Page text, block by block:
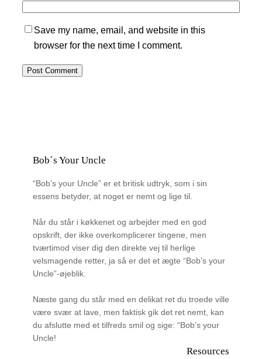
Save my name, email, and website in this
browser for the next time I comment.
Bob´s Your Uncle
“Bob’s your Uncle” er et britisk udtryk, som i sin
essens betyder, at noget er nemt og lige til.
Når du står i køkkenet og arbejder med en god
opskrift, der ikke overkomplicerer tingene, men
tværtimod viser dig den direkte vej til herlige
velsmagende retter, ja så er det et ægte “Bob’s your
Uncle”-øjeblik.
Næste gang du står med en delikat ret du troede ville
være svær at lave, men faktisk gik det ret nemt, kan
du afslutte med et tilfreds smil og sige: “Bob’s your
Uncle!
Resources